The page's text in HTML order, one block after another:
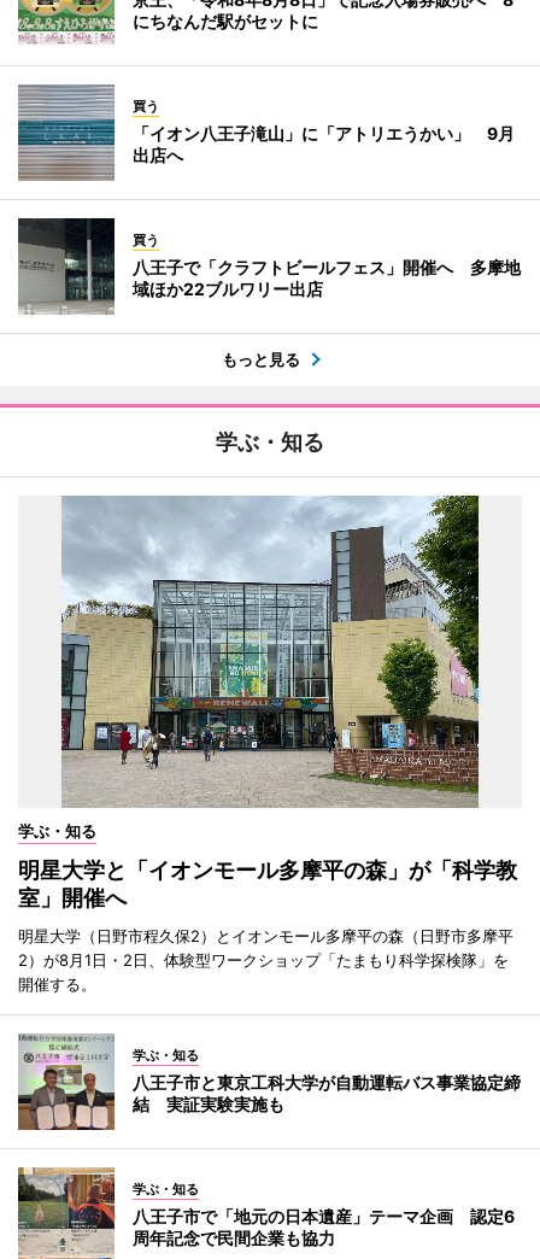
にちなんだ駅がセットに
買う
「イオン八王子滝山」に「アトリエうかい」 9月
出店へ
買う
八王子で「クラフトビールフェス」開催へ 多摩地
域ほか22ブルワリー出店
もっと見る
学ぶ・知る
学ぶ・知る
明星大学と「イオンモール多摩平の森」が「科学教
室」開催へ
明星大学（日野市程久保2）とイオンモール多摩平の森（日野市多摩平
2）が8月1日・2日、体験型ワークショップ「たまもり科学探検隊」を
開催する。
学ぶ・知る
八王子市と東京工科大学が自動運転バス事業協定締
結 実証実験実施も
学ぶ・知る
八王子市で「地元の日本遺産」テーマ企画 認定6
周年記念で民間企業も協力